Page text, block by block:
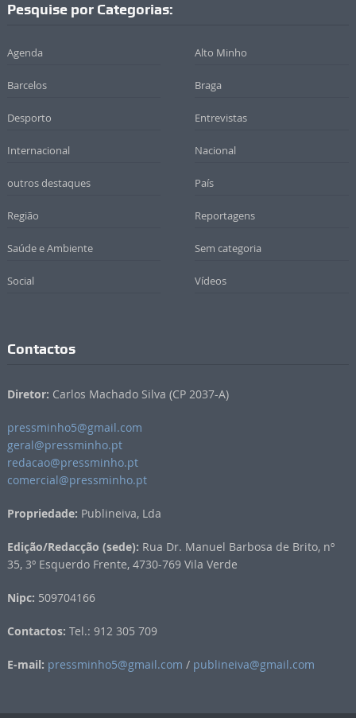
Pesquise por Categorias:
Agenda Alto Minho
Barcelos Braga
Desporto Entrevistas
Internacional Nacional
outros destaques País
Região Reportagens
Saúde e Ambiente Sem categoria
Social Vídeos
Contactos
Diretor: Carlos Machado Silva (CP 2037-A)
pressminho5@gmail.com
geral@pressminho.pt
redacao@pressminho.pt
comercial@pressminho.pt
Propriedade: Publineiva, Lda
Edição/Redacção (sede): Rua Dr. Manuel Barbosa de Brito, nº
35, 3º Esquerdo Frente, 4730-769 Vila Verde
Nipc: 509704166
Contactos: Tel.: 912 305 709
E-mail: pressminho5@gmail.com / publineiva@gmail.com